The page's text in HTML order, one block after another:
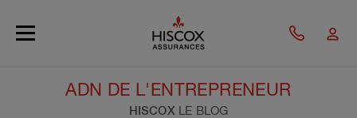
ADN DE L'ENTREPRENEUR
HISCOX LE BLOG